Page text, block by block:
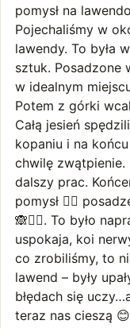
pomysł na
Pojechaliśmy w
lawendy. To była
sztuk. Posadzone
w idealnym
Potem z górki
Całą jesień
kopaniu i na
chwilę zwątpienie.
dalszy prac.
pomysł 🤦‍♀️
🙈🤦‍♀️. To było
uspokaja, koi
co zrobiliśmy, to
lawend – były
błędach się
teraz nas cieszą